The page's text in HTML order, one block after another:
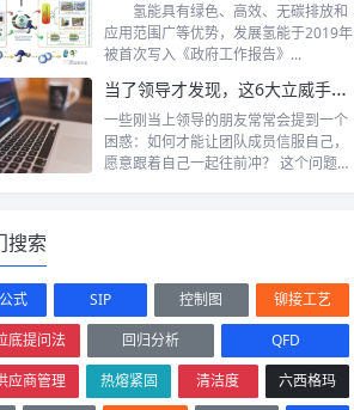
氢能具有绿色、高效、无碳排放和
应用范围广等优势，发展氢能于2019年
被首次写入《政府工作报告》...
当了领导才发现，这6大立威手段必须用
一些刚当上领导的朋友常常会提到一个
困惑：如何才能让团队成员信服自己，
愿意跟着自己一起往前冲？ 这个问题，
搜索
式 SIP 控制图
铆接工艺
底提问法
回归分析
QFD
应商管理
热熔紧固 清洁度
六西格玛